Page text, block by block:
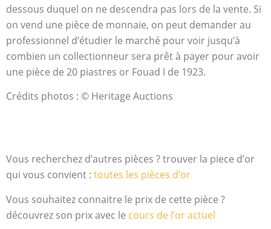
dessous duquel on ne descendra pas lors de la vente. Si
on vend une pièce de monnaie, on peut demander au
professionnel d’étudier le marché pour voir jusqu’à
combien un collectionneur sera prêt à payer pour avoir
une pièce de 20 piastres or Fouad I de 1923.
Crédits photos : © Heritage Auctions
Vous recherchez d’autres pièces ? trouver la piece d’or
qui vous convient : toutes les pièces d’or
Vous souhaitez connaitre le prix de cette pièce ?
découvrez son prix avec le cours de l’or actuel